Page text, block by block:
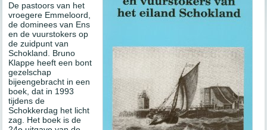
De pastoors van het
vroegere Emmeloord,
de dominees van Ens
en de vuurstokers op
de zuidpunt van
Schokland. Bruno
Klappe heeft een bont
gezelschap
bijeengebracht in een
boek, dat in 1993
tijdens de
Schokkerdag het licht
zag. Het boek is de